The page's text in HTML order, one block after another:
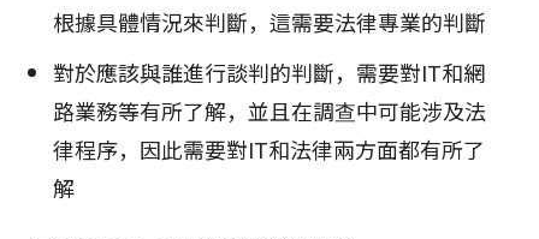
根據具體情況來判斷，這需要法律專業的判斷
對於應該與誰進行談判的判斷，需要對IT和網
路業務等有所了解，並且在調查中可能涉及法
律程序，因此需要對IT和法律兩方面都有所了
解